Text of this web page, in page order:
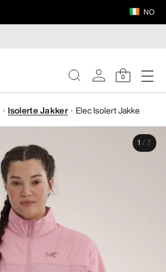
NO
0
Isolerte Jakker Elec Isolert Jakke
1 / 7